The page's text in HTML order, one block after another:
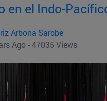
en el Indo-
Arbona Sarobe
Ago - 47035 Views